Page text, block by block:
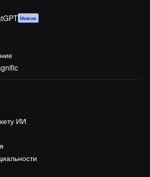
Новое
ИИ